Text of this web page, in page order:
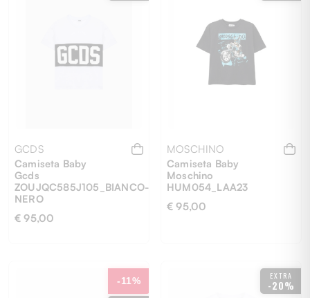
GCDS
Camiseta Baby
Gcds
ZOUJQC585J105_BIANCO-
NERO
€ 95,00
MOSCHINO
Camiseta Baby
Moschino
HUM054_LAA23
€ 95,00
-11% EXTRA
-20%